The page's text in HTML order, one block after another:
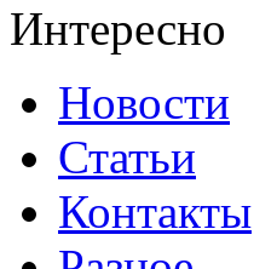
Интересно
Новости
Статьи
Контакты